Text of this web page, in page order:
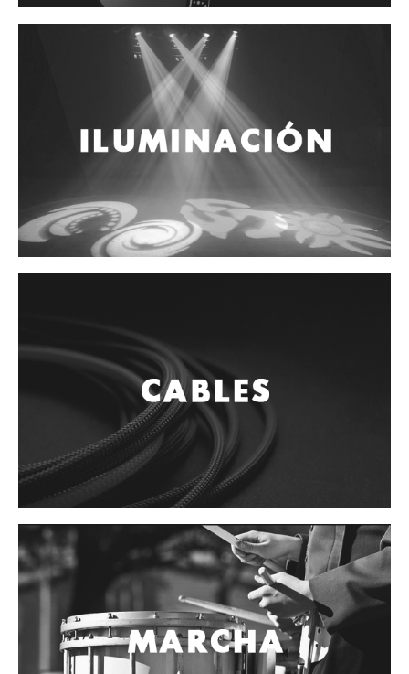
Otros Instrumentos de Cuerdas
Cuerdas
Cuerdas
Guitarra Metal
Bajo
Otros instrumentos de arco
Otros instrumentos de Cuerdas